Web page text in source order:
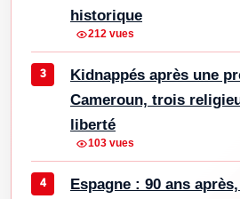
historique
212 vues
Kidnappés après une
Cameroun, trois
liberté
103 vues
Espagne : 90 ans